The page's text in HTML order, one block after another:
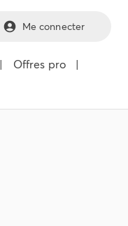
Me connecter
| Offres pro
|